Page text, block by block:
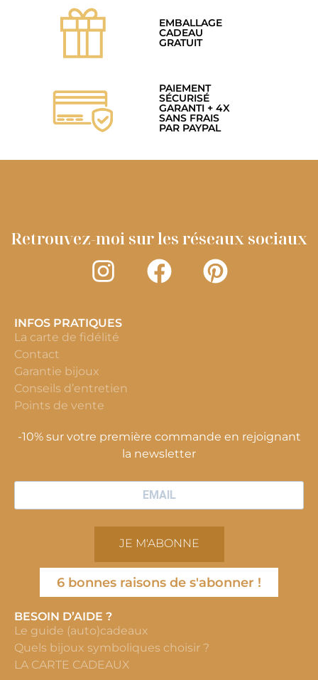
EMBALLAGE
CADEAU
GRATUIT
PAIEMENT
SÉCURISÉ
GARANTI + 4X
SANS FRAIS
PAR PAYPAL
Retrouvez-moi sur les réseaux sociaux
INFOS PRATIQUES
La carte de fidélité
Contact
Garantie bijoux
Conseils d’entretien
Points de vente
-10% sur votre première commande en rejoignant
la newsletter
JE M'ABONNE
6 bonnes raisons de s'abonner !
BESOIN D’AIDE ?
Le guide (auto)cadeaux
Quels bijoux symboliques choisir ?
LA CARTE CADEAUX